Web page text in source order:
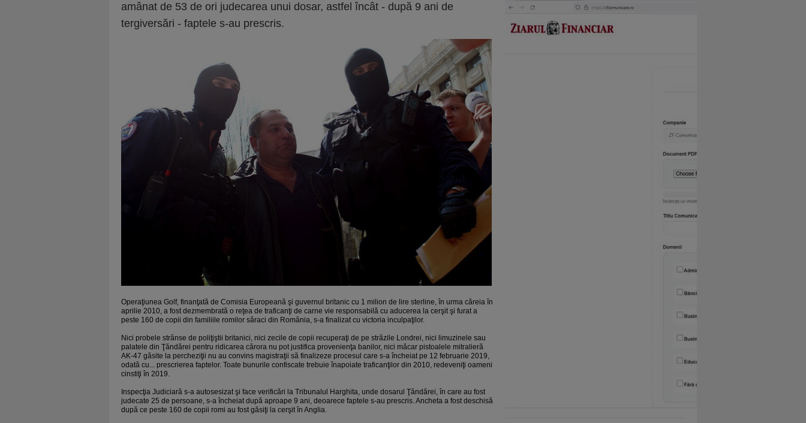
amânat de 53 de ori judecarea unui dosar, astfel încât - după 9 ani de
tergiversări - faptele s-au prescris.
Operaţiunea Golf, finanţată de Comisia Europeană şi guvernul britanic cu 1 milion de lire sterline, în urma căreia în
aprilie 2010, a fost dezmembrată o reţea de traficanţi de carne vie responsabilă cu aducerea la cerşit şi furat a
peste 160 de copii din familiile romilor săraci din România, s-a finalizat cu victoria inculpaţilor.
Nici probele strânse de poliţiştii britanici, nici zecile de copii recuperaţi de pe străzile Londrei, nici limuzinele sau
palatele din Ţăndărei pentru ridicarea cărora nu pot justifica provenienţa banilor, nici măcar pistoalele mitralieră
AK-47 găsite la percheziţii nu au convins magistraţii să finalizeze procesul care s-a încheiat pe 12 februarie 2019,
odată cu... prescrierea faptelor. Toate bunurile confiscate trebuie înapoiate traficanţilor din 2010, redeveniţi oameni
cinstiţi în 2019.
Inspecţia Judiciară s-a autosesizat şi face verificări la Tribunalul Harghita, unde dosarul Ţăndărei, în care au fost
judecate 25 de persoane, s-a încheiat după aproape 9 ani, deoarece faptele s-au prescris. Ancheta a fost deschisă
după ce peste 160 de copii romi au fost găsiţi la cerşit în Anglia.